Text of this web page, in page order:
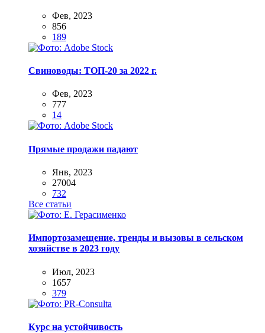
Фев, 2023
856
189
Свиноводы: ТОП-20 за 2022 г.
Фев, 2023
777
14
Прямые продажи падают
Янв, 2023
27004
732
Все статьи
Импортозамещение, тренды и вызовы в сельском
хозяйстве в 2023 году
Июл, 2023
1657
379
Курс на устойчивость